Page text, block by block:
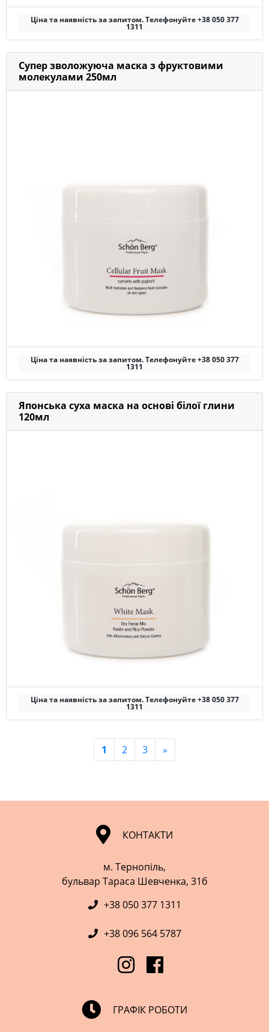
Ціна та наявність за запитом. Телефонуйте +38 050 377
1311
Супер зволожуюча маска з фруктовими
молекулами 250мл
Ціна та наявність за запитом. Телефонуйте +38 050 377
1311
Японська суха маска на основі білої глини
120мл
Ціна та наявність за запитом. Телефонуйте +38 050 377
1311
1 2 3 »
КОНТАКТИ
м. Тернопіль,
​​​​​​​бульвар Тараса Шевченка, 31б
+38 050 377 1311
+38 096 564 5787
ГРАФІК РОБОТИ